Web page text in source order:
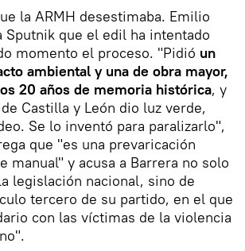
la ARMH desestimaba. Emilio
Sputnik que el edil ha intentado
momento el proceso. "Pidió un
ambiental y una de obra mayor,
20 años de memoria histórica, y
Castilla y León dio luz verde,
Se lo inventó para paralizarlo",
que "es una prevaricación
manual" y acusa a Barrera no solo
legislación nacional, sino de
tercero de su partido, en el que
con las víctimas de la violencia